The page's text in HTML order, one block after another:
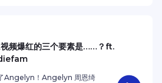
频爆红的三个要素是……？ft.
Angelyn！Angelyn 周恩绮